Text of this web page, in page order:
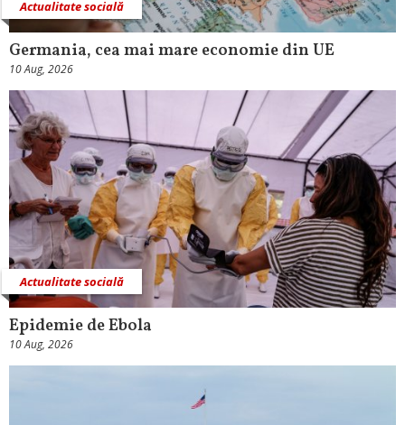
Actualitate socială
Germania, cea mai mare economie din UE
10 Aug, 2026
Actualitate socială
Epidemie de Ebola
10 Aug, 2026